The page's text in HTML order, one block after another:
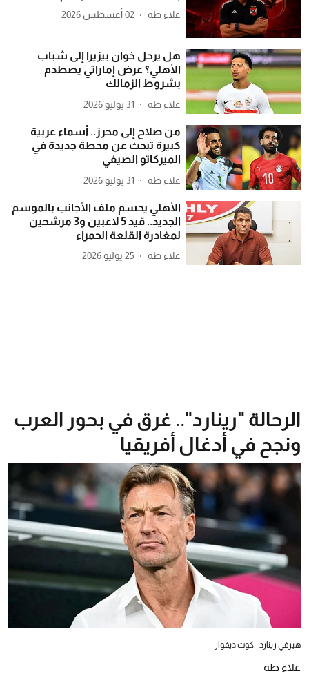
علاء طه 02 أغسطس 2026
هل يرحل خوان بيزيرا إلى شباب
الأهلي؟ عرض إماراتي يصطدم
بشروط الزمالك
علاء طه 31 يوليو 2026
من صلاح إلى محرز.. أسماء عربية
كبيرة تبحث عن محطة جديدة في
الميركاتو الصيفي
علاء طه 31 يوليو 2026
الأهلي يحسم ملف الأجانب بالموسم
الجديد.. قيد 5 لاعبين و3 مرشحين
لمغادرة القلعة الحمراء
علاء طه 25 يوليو 2026
الرحالة "رينارد".. غرق في بحور العرب
ونجح في أدغال أفريقيا
هيرفي رينارد - كوت ديفوار
علاء طه